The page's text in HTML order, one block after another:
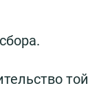
той